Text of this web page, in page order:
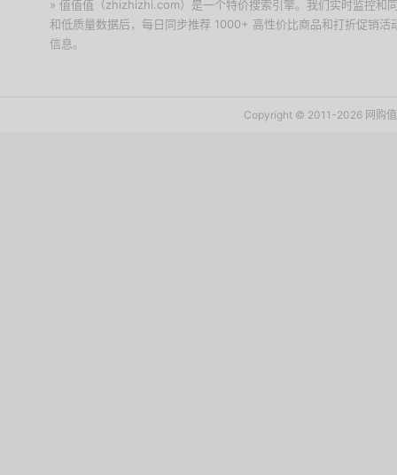
» 值值值（zhizhizhi.com）是一个特价搜索引擎。我们实时监控和
和低质量数据后，每日同步推荐 1000+ 高性价比商品和打折促销
信息。
Copyright © 2011-2026 网购